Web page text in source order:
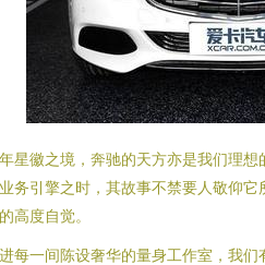
星徽之境，奔驰的天方亦是我们理
务引擎之时，其故事不禁要人敬仰
高度自觉。
每一间陈设奢华的量身工作室，我